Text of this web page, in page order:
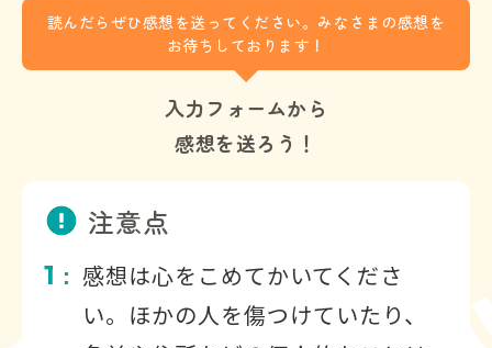
読んだらぜひ感想を送ってください。みなさまの感想を
お待ちしております！
入力フォームから
感想を送ろう！
注意点
1 ： 感想は心をこめてかいてくださ
い。ほかの人を傷つけていたり、